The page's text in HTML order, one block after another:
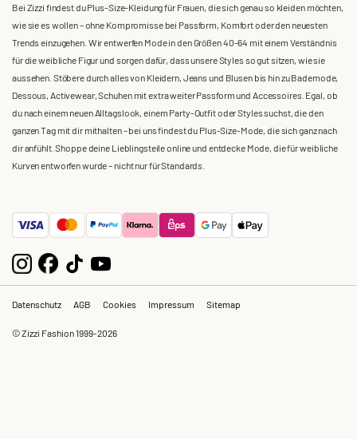
Bei Zizzi findest du Plus-Size-Kleidung für Frauen, die sich genau so kleiden möchten,
wie sie es wollen – ohne Kompromisse bei Passform, Komfort oder den neuesten
Trends einzugehen. Wir entwerfen Mode in den Größen 40-64 mit einem Verständnis
für die weibliche Figur und sorgen dafür, dass unsere Styles so gut sitzen, wie sie
aussehen. Stöbere durch alles von Kleidern, Jeans und Blusen bis hin zu Bademode,
Dessous, Activewear, Schuhen mit extra weiter Passform und Accessoires. Egal, ob
du nach einem neuen Alltagslook, einem Party-Outfit oder Styles suchst, die den
ganzen Tag mit dir mithalten – bei uns findest du Plus-Size-Mode, die sich ganz nach
dir anfühlt. Shoppe deine Lieblingsteile online und entdecke Mode, die für weibliche
Kurven entworfen wurde – nicht nur für Standards.
Datenschutz AGB Cookies Impressum Sitemap
© Zizzi Fashion 1999-2026